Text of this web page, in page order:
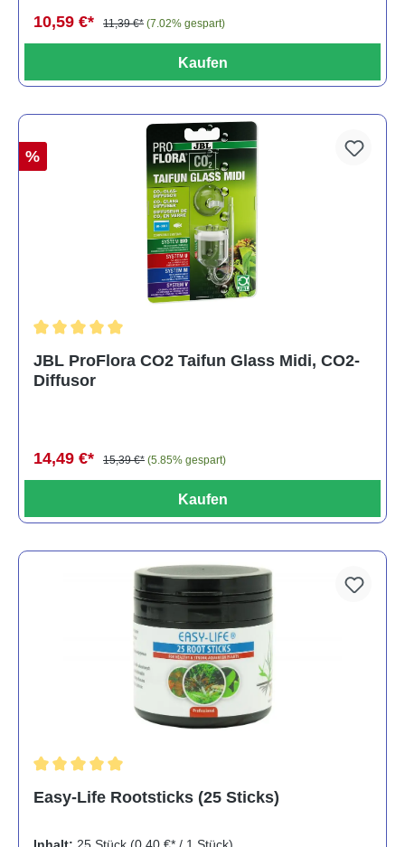
10,59 €* 11,39 €* (7.02% gespart)
Kaufen
%
JBL ProFlora CO2 Taifun Glass Midi, CO2-
Diffusor
14,49 €* 15,39 €* (5.85% gespart)
Kaufen
Easy-Life Rootsticks (25 Sticks)
Inhalt: 25 Stück (0,40 €* / 1 Stück)